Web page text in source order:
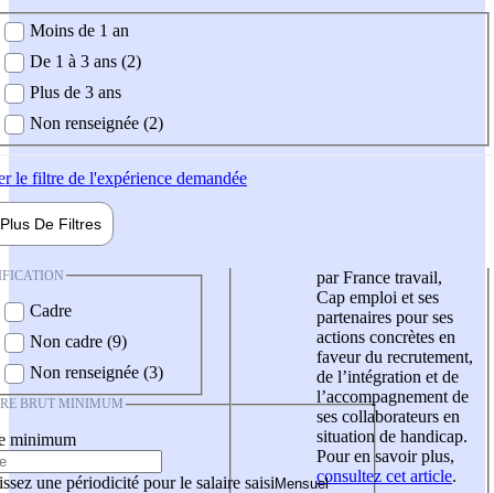
demandée
Moins de 1 an
De 1 à 3 ans (2)
Plus de 3 ans
Non renseignée (2)
le filtre de l'expérience demandée
Plus De Filtres
Cadre
Non cadre (9)
Non renseignée (3)
BRUT MINIMUM
minimum
une périodicité pour le salaire saisi
par France travail,
Cap emploi et ses
partenaires pour ses
actions concrètes en
faveur du recrutement,
de l’intégration et de
l’accompagnement de
ses collaborateurs en
situation de handicap.
Pour en savoir plus,
consultez cet article.